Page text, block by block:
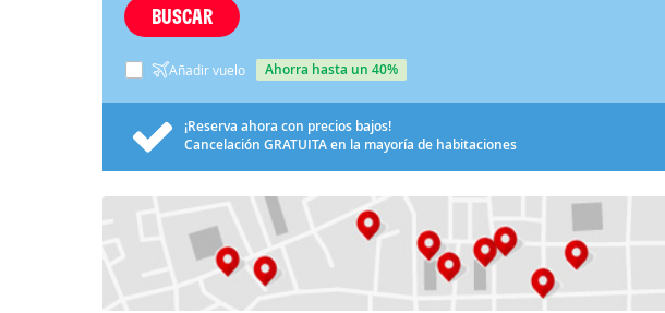
BUSCAR
Añadir vuelo ahorra hasta un 40%
¡Reserva ahora con precios bajos!
Cancelación GRATUITAen la mayoría de habitaciones